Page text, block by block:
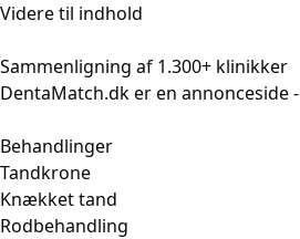
Videre til indhold
Sammenligning af 1.300+ klinikker
DentaMatch.dk er en annonceside -
Behandlinger
Tandkrone
Knækket tand
Rodbehandling